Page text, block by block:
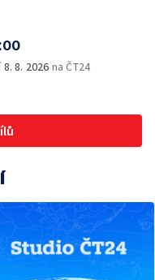
8. 8. 2026 na ČT24